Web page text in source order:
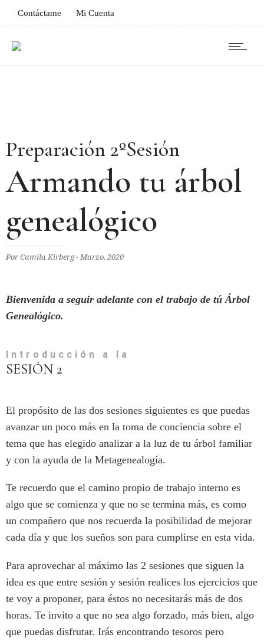
Contáctame Mi Cuenta
Preparación 2ºSesión
Armando tu árbol
genealógico
Por Camila Kirberg - Marzo, 2020
Bienvenida a seguir adelante con el trabajo de tú Árbol
Genealógico.
Introducción a la
SESIÓN 2
El propósito de las dos sesiones siguientes es que puedas
avanzar un poco más en la toma de conciencia sobre el
tema que has elegido analizar a la luz de tu árbol familiar
y con la ayuda de la Metagenealogía.
Te recuerdo que el camino propio de trabajo interno es
algo que se comienza y que no se termina más, es como
un compañero que nos recuerda la posibilidad de mejorar
cada día y que los sueños son para cumplirse en esta vida.
Para aprovechar al máximo las 2 sesiones que siguen la
idea es que entre sesión y sesión realices los ejercicios que
te voy a proponer, para éstos no necesitarás más de dos
horas. Te invito a que no sea algo forzado, más bien, algo
que puedas disfrutar. Irás encontrando tesoros pero